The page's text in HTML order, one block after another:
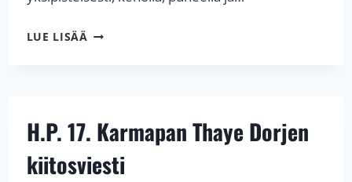
LUE LISÄÄH.P.
TOIVOMUS
RINPOCHEN
H.P. 17. Karmapan Thaye Dorjen
kiitosviesti